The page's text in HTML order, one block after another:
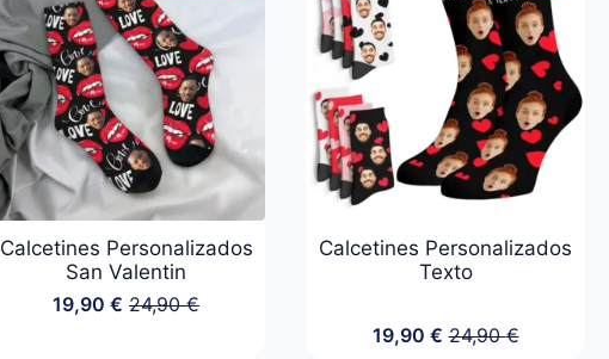
Calcetines Personalizados
San Valentin
24,90€
El
19,90€ El
Calcetines Personalizados
Texto
24,90€
El
19,90 € El